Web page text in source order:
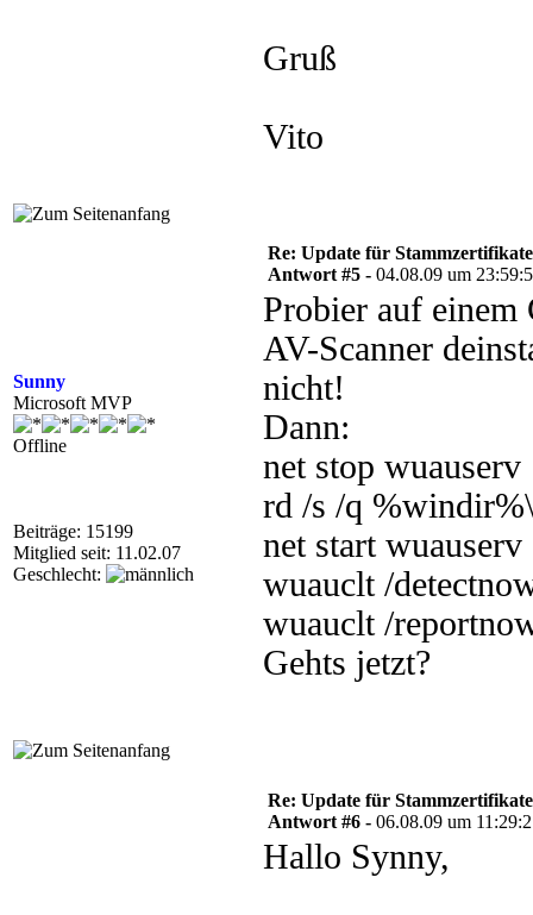
Gruß
Vito
Sunny
Microsoft MVP
Offline
Beiträge: 15199
Mitglied seit: 11.02.07
Geschlecht:
Re: Update für
Antwort #5 - 04.08.09 um
Probier auf einem
AV-Scanner
nicht!
Dann:
net stop wuauserv
rd /s /q
net start wuauserv
wuauclt /
wuauclt /
Gehts jetzt?
Re: Update für
Antwort #6 - 06.08.09 um
Hallo Synny,